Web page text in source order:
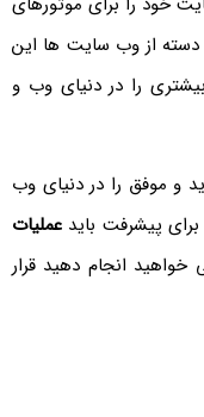
از وب سایت ها این
را در دنیای وب و
موفق را در دنیای وب
برای پیشرفت باید عملیات
انجام دهید قرار